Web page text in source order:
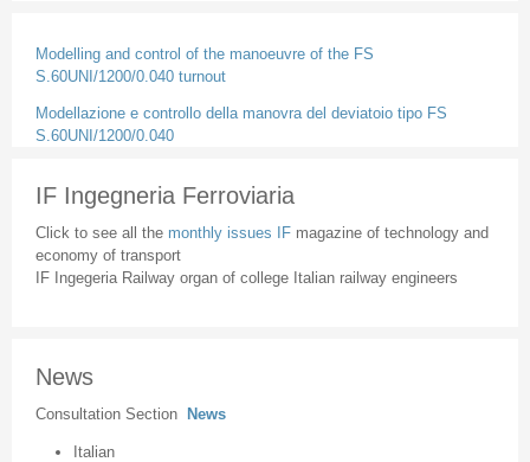
Modelling and control of the manoeuvre of the FS
S.60UNI/1200/0.040 turnout
Modellazione e controllo della manovra del deviatoio tipo FS
S.60UNI/1200/0.040
IF Ingegneria Ferroviaria
Click to see all the monthly issues IF magazine of technology and
economy of transport
IF Ingegeria Railway organ of college Italian railway engineers
News
Consultation Section News
Italian